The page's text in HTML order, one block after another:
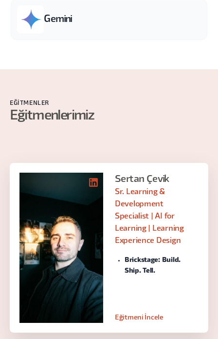
Gemini
EĞITMENLER
Eğitmenlerimiz
Sertan Çevik
Sr. Learning &
Development
Specialist | AI for
Learning | Learning
Experience Design
Brickstage: Build.
Ship. Tell.
Eğitmeni İncele